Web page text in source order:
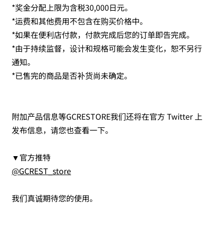
*奖金分配上限为含税30,000日元。
*运费和其他费用不包含在购买价格中。
*如果在便利店付款，付款完成后您的订单即告完成。
*由于持续监督，设计和规格可能会发生变化，恕不另行
通知。
*已售完的商品是否补货尚未确定。
附加产品信息等GCRESTORE我们还将在官方 Twitter 上
发布信息，请您也查看一下。
▼官方推特
@GCREST_store
我们真诚期待您的使用。